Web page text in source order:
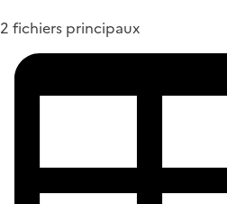
2 fichiers principaux